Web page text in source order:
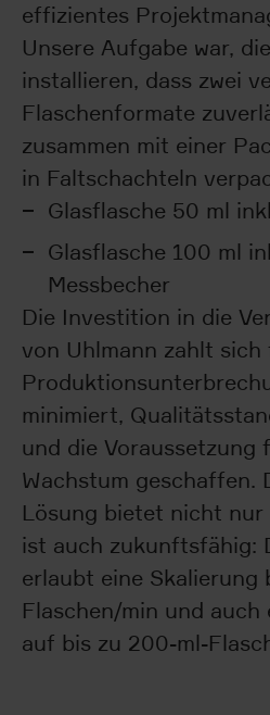
effizientes
Unsere Aufgabe war,
installieren, dass zwei
Flaschenformate
zusammen mit einer
in Faltschachteln
Glasflasche 50 ml
Glasflasche 100 ml
Messbecher
Die Investition in die
von Uhlmann zahlt sich
minimiert,
und die Voraussetzung
Wachstum geschaffen.
Lösung bietet nicht nur
ist auch zukunftsfähig:
erlaubt eine Skalierung
Flaschen/min und auch
auf bis zu 200-ml-